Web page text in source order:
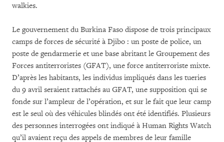
walkies.
Le gouvernement du Burkina Faso dispose de trois principaux
camps de forces de sécurité à Djibo : un poste de police, un
poste de gendarmerie et une base abritant le Groupement des
Forces antiterroristes (GFAT), une force antiterroriste mixte.
D’après les habitants, les individus impliqués dans les tueries
du 9 avril seraient rattachés au GFAT, une supposition qui se
fonde sur l’ampleur de l’opération, et sur le fait que leur camp
est le seul où des véhicules blindés ont été identifiés. Plusieurs
des personnes interrogées ont indiqué à Human Rights Watch
qu’il avaient reçu des appels de membres de leur famille